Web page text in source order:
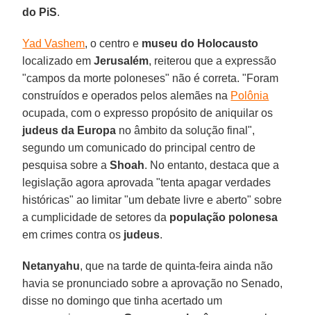
do PiS.
Yad Vashem, o centro e museu do Holocausto
localizado em Jerusalém, reiterou que a expressão
"campos da morte poloneses" não é correta. "Foram
construídos e operados pelos alemães na Polônia
ocupada, com o expresso propósito de aniquilar os
judeus da Europa no âmbito da solução final",
segundo um comunicado do principal centro de
pesquisa sobre aShoah. No entanto, destaca que a
legislação agora aprovada "tenta apagar verdades
históricas" ao limitar "um debate livre e aberto" sobre
a cumplicidade de setores da população polonesa
em crimes contra os judeus.
Netanyahu, que na tarde de quinta-feira ainda não
havia se pronunciado sobre a aprovação no Senado,
disse no domingo que tinha acertado um